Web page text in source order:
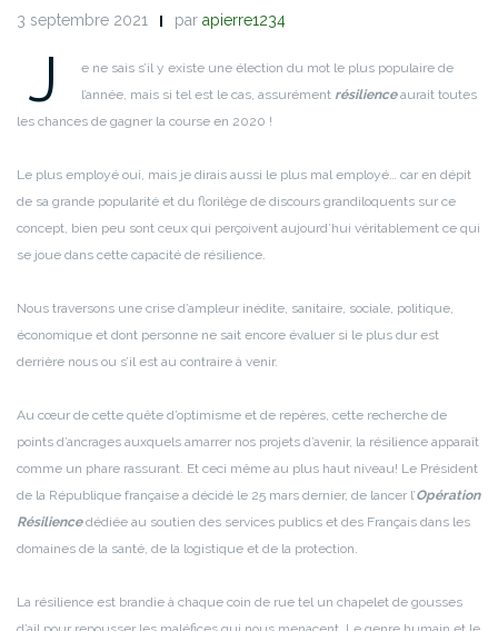
3 septembre 2021 par apierre1234
J
e ne sais s’il y existe une élection du mot le plus populaire de
l’année, mais si tel est le cas, assurément résilienceaurait toutes
les chances de gagner la course en 2020 !
Le plus employé oui, mais je dirais aussi le plus mal employé… car en dépit
de sa grande popularité et du florilège de discours grandiloquents sur ce
concept, bien peu sont ceux qui perçoivent aujourd’hui véritablement ce qui
se joue dans cette capacité de résilience.
Nous traversons une crise d’ampleur inédite, sanitaire, sociale, politique,
économique et dont personne ne sait encore évaluer si le plus dur est
derrière nous ou s’il est au contraire à venir.
Au cœur de cette quête d’optimisme et de repères, cette recherche de
points d’ancrages auxquels amarrer nos projets d’avenir, la résilience apparaît
comme un phare rassurant. Et ceci même au plus haut niveau! Le Président
de la République française a décidé le 25 mars dernier, de lancer l’Opération
Résiliencedédiée au soutien des services publics et des Français dans les
domaines de la santé, de la logistique et de la protection.
La résilience est brandie à chaque coin de rue tel un chapelet de gousses